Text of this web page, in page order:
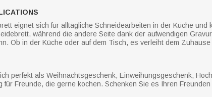
eignet sich für alltägliche Schneidearbeiten in der Küche
während die andere Seite dank der aufwendigen
Ob in der Küche oder auf dem Tisch, es verleiht dem
perfekt als Weihnachtsgeschenk, Einweihungsgeschenk,
Freunde, die gerne kochen. Schenken Sie es Ihren